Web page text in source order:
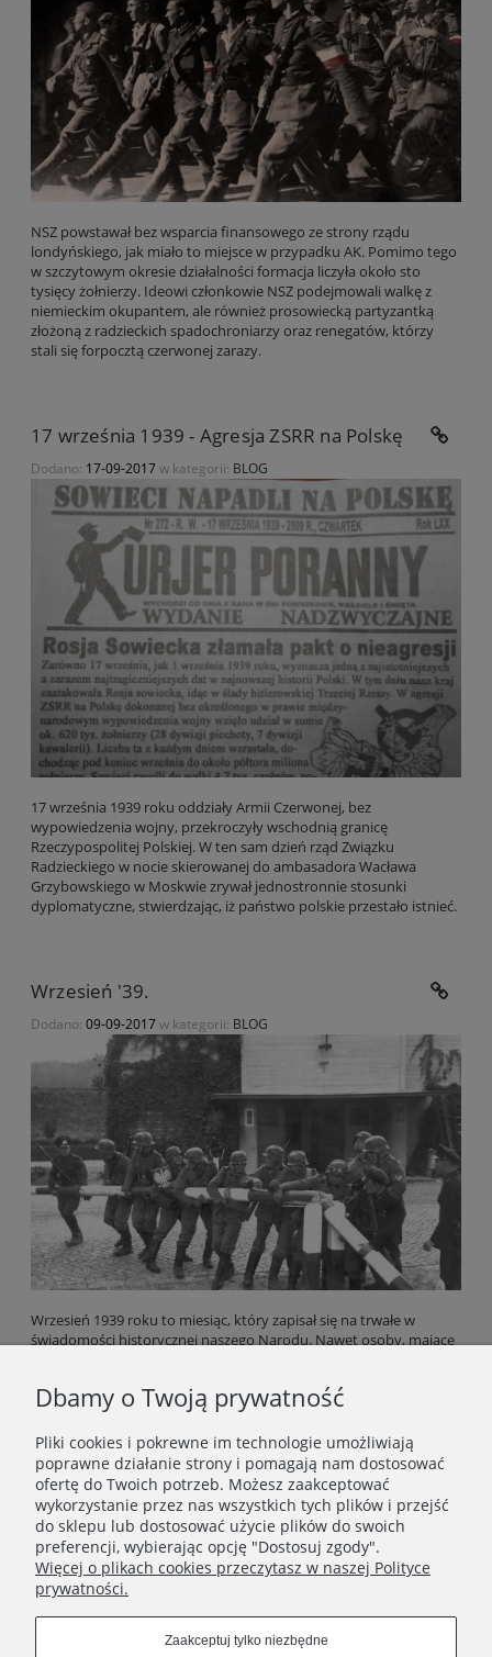
NSZ powstawał bez wsparcia finansowego ze strony rządu
londyńskiego, jak miało to miejsce w przypadku AK. Pomimo tego
w szczytowym okresie działalności formacja liczyła około sto
tysięcy żołnierzy. Ideowi członkowie NSZ podejmowali walkę z
niemieckim okupantem, ale również prosowiecką partyzantką
złożoną z radzieckich spadochroniarzy oraz renegatów, którzy
stali się forpocztą czerwonej zarazy.
17 września 1939 - Agresja ZSRR na Polskę
Dodano: 17-09-2017w kategorii: BLOG
17 września 1939 roku oddziały Armii Czerwonej, bez
wypowiedzenia wojny, przekroczyły wschodnią granicę
Rzeczypospolitej Polskiej. W ten sam dzień rząd Związku
Radzieckiego w nocie skierowanej do ambasadora Wacława
Grzybowskiego w Moskwie zrywał jednostronnie stosunki
dyplomatyczne, stwierdzając, iż państwo polskie przestało istnieć.
Wrzesień '39.
Dodano: 09-09-2017w kategorii: BLOG
Wrzesień 1939 roku to miesiąc, który zapisał się na trwałe w
świadomości historycznej naszego Narodu. Nawet osoby, mające
Newsletter
Podaj swój adres e-mail, jeżeli chcesz otrzymywać
informacje o nowościach i promocjach.
Dbamy o Twoją prywatność
Pliki cookies i pokrewne im technologie umożliwiają
poprawne działanie strony i pomagają nam dostosować
ofertę do Twoich potrzeb. Możesz zaakceptować
wykorzystanie przez nas wszystkich tych plików i przejść
do sklepu lub dostosować użycie plików do swoich
preferencji, wybierając opcję "Dostosuj zgody".
Więcej o plikach cookies przeczytasz w naszej Polityce
prywatności.
Zaakceptuj tylko niezbędne